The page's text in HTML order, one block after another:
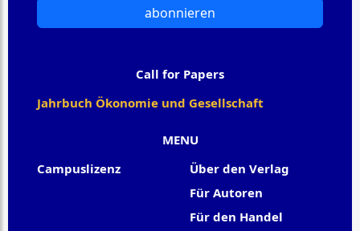
MENU
Campuslizenz
Über den Verlag
Für Autoren
Für den Handel
abonnieren
Call for Papers
Jahrbuch Ökonomie und Gesellschaft